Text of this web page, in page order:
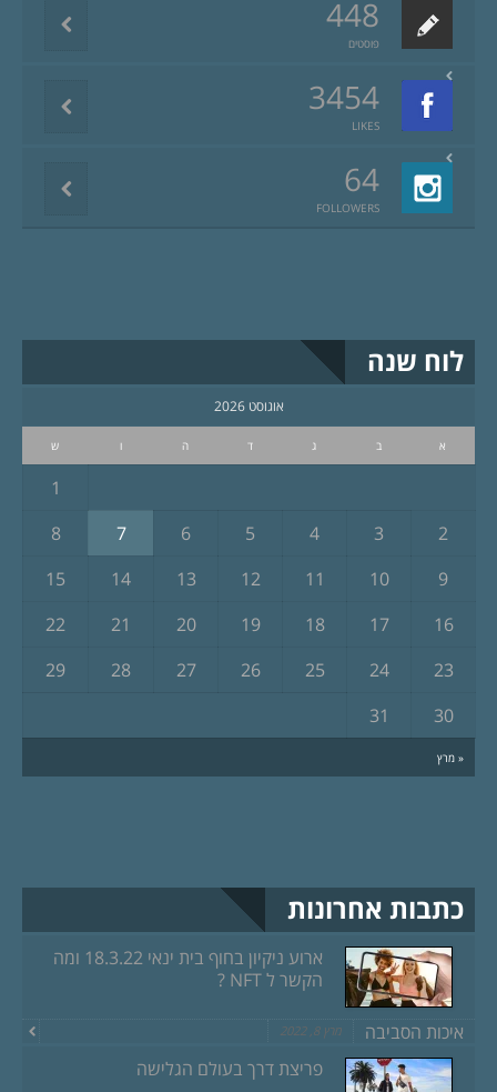
448
פוסטים
3454
LIKES
64
FOLLOWERS
לוח שנה
אוגוסט 2026
א ב ג ד ה ו ש
« מרץ
1
2
3
4
5
6
7
8
9
10
11
12
13
14
15
16
17
18
19
20
21
22
23
24
25
26
27
28
29
30
31
כתבות אחרונות
ארוע ניקיון בחוף בית ינאי 18.3.22 ומה
הקשר ל NFT ?
איכות הסביבה מרץ 8, 2022
פריצת דרך בעולם הגלישה